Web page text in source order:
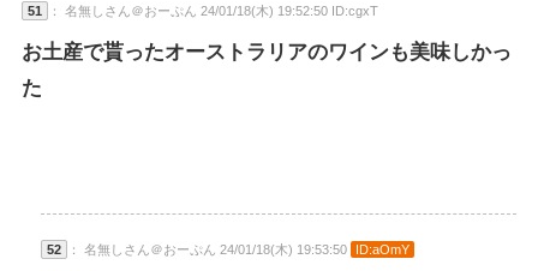
51 ： 名無しさん＠おーぷん 24/01/18(木) 19:52:50 ID:cgxT
お土産で貰ったオーストラリアのワインも美味しかっ
た
52 ： 名無しさん＠おーぷん 24/01/18(木) 19:53:50 ID:aOmY